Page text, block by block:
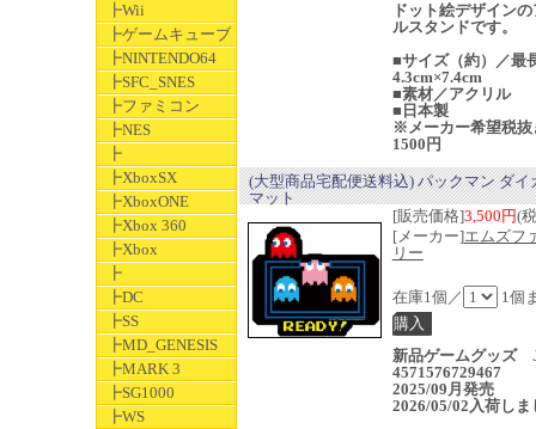
┣Wii
┣ゲームキューブ
┣NINTENDO64
┣SFC_SNES
┣ファミコン
┣NES
┣
┣XboxSX
┣XboxONE
┣Xbox 360
┣Xbox
┣
┣DC
┣SS
┣MD_GENESIS
┣MARK 3
┣SG1000
┣WS
ドット絵デザイン
ルスタンドです。
■サイズ（約）／最
4.3cm×7.4cm
■素材／アクリル
■日本製
※メーカー希望税抜
1500円
(大型商品宅配便送料込) パックマン ダイ
マット
[販売価格]3,500円(
[メーカー]エムズフ
リー
在庫1個／ 1個
新品ゲームグッズ
4571576729467
2025/09月発売
2026/05/02入荷しま